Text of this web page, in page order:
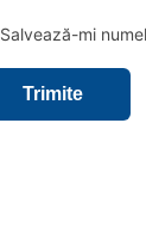
Salvează-mi